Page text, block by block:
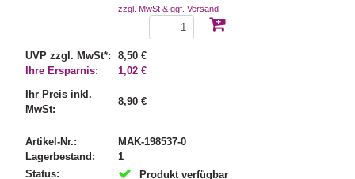
zzgl. MwSt & ggf. Versand
UVP zzgl. MwSt*:
8,50 €
Ihre Ersparnis:
1,02 €
Ihr Preis inkl.
MwSt:
8,90 €
Artikel-Nr.:
MAK-198537-0
Lagerbestand:
1
Status:
Produkt verfügbar